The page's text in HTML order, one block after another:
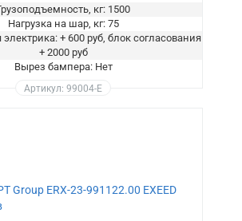
кг: 1500
Нагрузка на шар, кг: 75
+ 600 руб, блок согласования
+ 2000 руб
Вырез бампера: Нет
Артикул: 99004-E